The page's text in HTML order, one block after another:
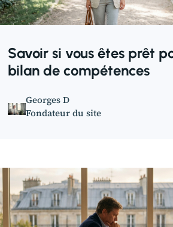
Savoir si vous êtes prêt
bilan de compétences
Georges D
Fondateur du site